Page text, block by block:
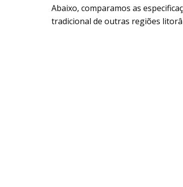
Abaixo, comparamos as
tradicional de outras regiões